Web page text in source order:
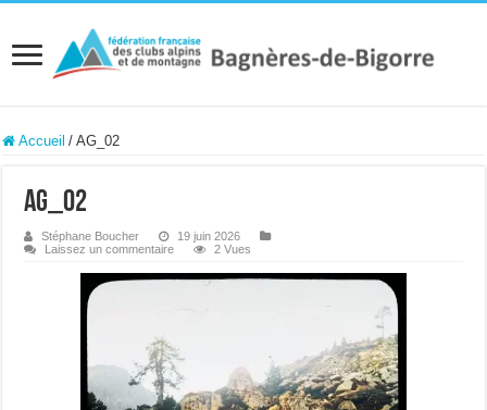
Accueil / AG_02
AG_02
Stéphane Boucher
19 juin 2026
Laissez un commentaire
2 Vues